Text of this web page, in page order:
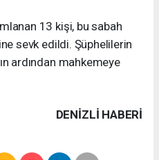
13 kişi, bu sabah
sevk edildi. Şüphelilerin
ardından mahkemeye
DENIZLI HABERİ